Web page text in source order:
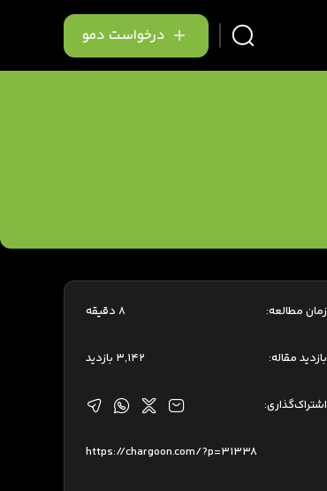
درخواست دمو
زمان مطالعه: 8 دقیقه
بازدید مقاله: 3,142 بازدید
اشتراک‌گذاری:
https://chargoon.com/?p=31338